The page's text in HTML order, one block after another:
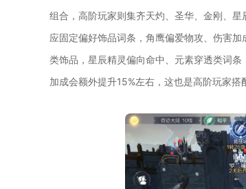
组合，高阶玩家则集齐天灼、圣华、金刚、
应固定偏好饰品词条，角鹰偏爱物攻、伤害
类饰品，星辰精灵偏向命中、元素穿透类词
加成会额外提升15%左右，这也是高阶玩家搭